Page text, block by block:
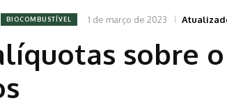
BIOCOMBUSTÍVEL 1 de março de 2023
sobre